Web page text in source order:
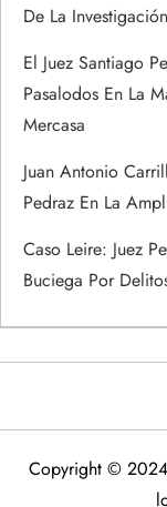
De La
El Juez Santiago
Pasalodos En La
Mercasa
Juan Antonio
Pedraz En La
Caso Leire: Juez
Buciega Por
Copyright ©